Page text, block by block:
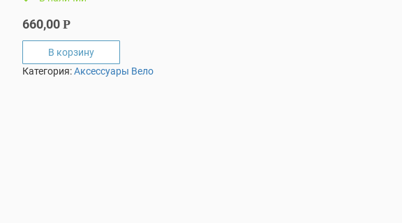
660,00Р
В корзину
Категория:Аксессуары Вело